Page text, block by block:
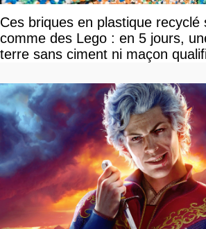
Ces briques en plastique recyclé
comme des Lego : en 5 jours,
terre sans ciment ni maçon